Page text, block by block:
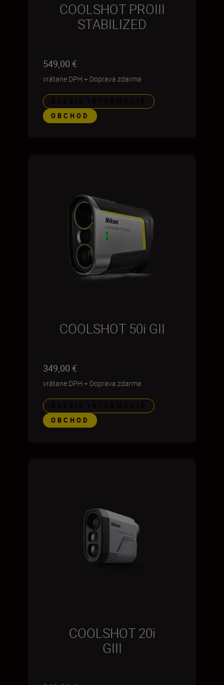
COOLSHOT PROIII
STABILIZED
549,00 €
vrátane DPH + Doprava zdarma
OBCHOD
COOLSHOT 50i GII
349,00 €
vrátane DPH + Doprava zdarma
OBCHOD
COOLSHOT 20i
GIII